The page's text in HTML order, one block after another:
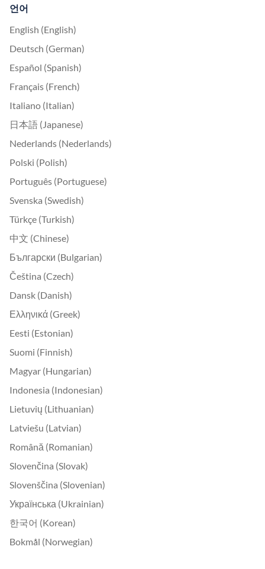
언어
English (English)
Deutsch (German)
Español (Spanish)
Français (French)
Italiano (Italian)
日本語 (Japanese)
Nederlands (Nederlands)
Polski (Polish)
Português (Portuguese)
Svenska (Swedish)
Türkçe (Turkish)
中文 (Chinese)
Български (Bulgarian)
Čeština (Czech)
Dansk (Danish)
Ελληνικά (Greek)
Eesti (Estonian)
Suomi (Finnish)
Magyar (Hungarian)
Indonesia (Indonesian)
Lietuvių (Lithuanian)
Latviešu (Latvian)
Română (Romanian)
Slovenčina (Slovak)
Slovenščina (Slovenian)
Українська (Ukrainian)
한국어 (Korean)
Bokmål (Norwegian)